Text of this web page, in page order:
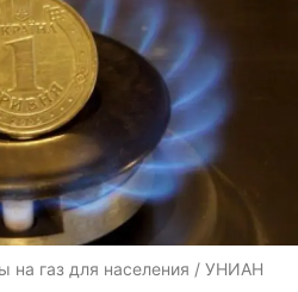
на газ для населения / УНИАН